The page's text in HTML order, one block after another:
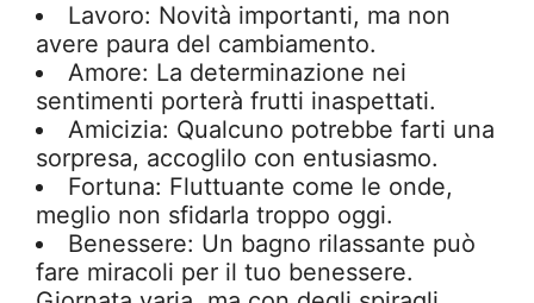
Lavoro: Novità importanti, ma non
avere paura del cambiamento.
Amore: La determinazione nei
sentimenti porterà frutti inaspettati.
Amicizia: Qualcuno potrebbe farti una
sorpresa, accoglilo con entusiasmo.
Fortuna: Fluttuante come le onde,
meglio non sfidarla troppo oggi.
Benessere: Un bagno rilassante può
fare miracoli per il tuo benessere.